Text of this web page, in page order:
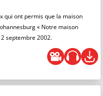
qui ont permis que la maison
« Notre maison
septembre 2002.